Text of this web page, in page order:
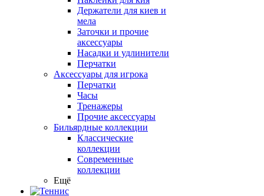
Держатели для киев и
мела
Заточки и прочие
аксессуары
Насадки и удлинители
Перчатки
Аксессуары для игрока
Перчатки
Часы
Тренажеры
Прочие аксессуары
Бильярдные коллекции
Классические
коллекции
Современные
коллекции
Ещё